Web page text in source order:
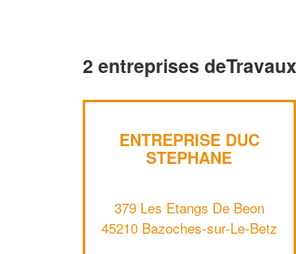
2 entreprises
ENTREPRISE DUC
STEPHANE
379 Les Etangs De Beon
45210 Bazoches-sur-Le-Betz